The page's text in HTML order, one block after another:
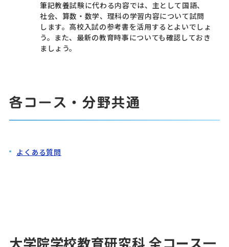
筆記教養試験に代わる内容では、主として国語、
社会、算数・数学、理科の学習内容について試問
します。高校入試の参考書を活用するとよいでしょ
う。また、最新の教育時事についても確認しておき
ましょう。
各コース・分野共通
よくある質問
大学院学校教育研究科 全コース一